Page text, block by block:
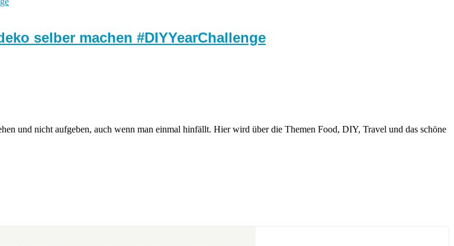
selber machen #DIYYearChallenge
und nicht aufgeben, auch wenn man einmal hinfällt. Hier wird über die Themen Food, DIY, Travel und das schöne